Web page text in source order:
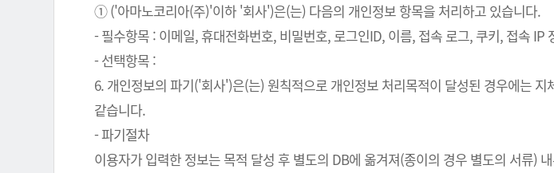
① ('아마노코리아(주)'이하 '회사')은(는) 다음의 개인정보 항목을 처리하고 있습니다.
- 필수항목 : 이메일, 휴대전화번호, 비밀번호, 로그인ID, 이름, 접속 로그, 쿠키, 접속 IP
- 선택항목 :
6. 개인정보의 파기('회사')은(는) 원칙적으로 개인정보 처리목적이 달성된 경우에는
같습니다.
- 파기절차
이용자가 입력한 정보는 목적 달성 후 별도의 DB에 옮겨져(종이의 경우 별도의 서류)